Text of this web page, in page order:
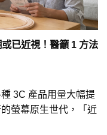
已近視！醫籲 1 方法
3C 產品用量大幅提
螢幕原生世代，「近